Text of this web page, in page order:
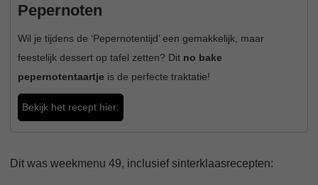
Pepernoten
Wil je tijdens de ‘Pepernotentijd’ een gemakkelijk, maar
feestelijk dessert op tafel zetten? Dit no bake
pepernotentaartje is de perfecte traktatie!
Bekijk het recept hier:
Dit was weekmenu 49, inclusief sinterklaasrecepten: